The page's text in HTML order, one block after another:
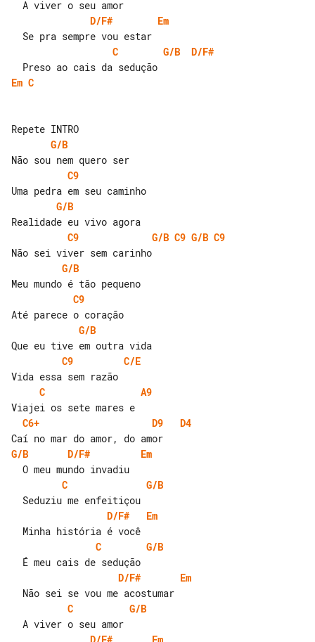
D/F#
Em
C
G/B
D/F#
Em C
G/B
C9
G/B
C9
G/B C9 G/B C9
G/B
C9
G/B
C9
C/E
C
A9
C6+
D9
D4
G/B
D/F#
Em
C
G/B
D/F#
Em
C
G/B
D/F#
Em
C
G/B